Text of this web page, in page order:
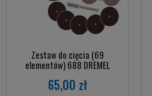
Zestaw do cięcia (69
elementów) 688 DREMEL
65,00 zł